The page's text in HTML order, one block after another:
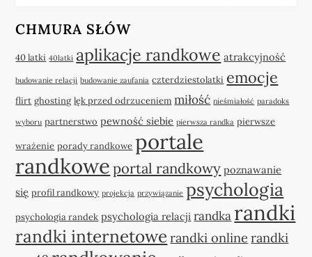
CHMURA SŁÓW
40 latki 40latki aplikacje randkowe atrakcyjność
budowanie relacji budowanie zaufania czterdziestolatki emocje
flirt ghosting lęk przed odrzuceniem miłość nieśmiałość paradoks
wyboru partnerstwo pewność siebie pierwsza randka pierwsze
wrażenie porady randkowe portale
randkowe portal randkowy poznawanie
się profil randkowy projekcja przywiązanie psychologia
psychologia randek psychologia relacji randka randki
randki internetowe randki online randki